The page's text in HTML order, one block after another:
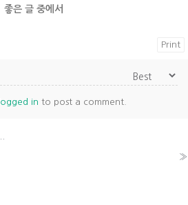
좋은 글 중에서
Print
logged in to post a comment.
»